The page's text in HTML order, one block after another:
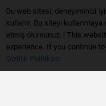
Bu web sitesi, deneyiminizi
kullanır. Bu siteyi
etmiş olursunuz. | This
experience. If you continue
Gizlilik Politikası